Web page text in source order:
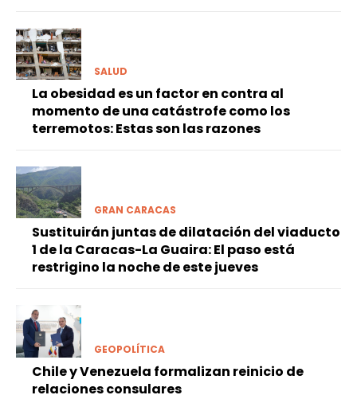
SALUD
La obesidad es un factor en contra al
momento de una catástrofe como los
terremotos: Estas son las razones
GRAN CARACAS
Sustituirán juntas de dilatación del viaducto
1 de la Caracas-La Guaira: El paso está
restrigino la noche de este jueves
GEOPOLÍTICA
Chile y Venezuela formalizan reinicio de
relaciones consulares